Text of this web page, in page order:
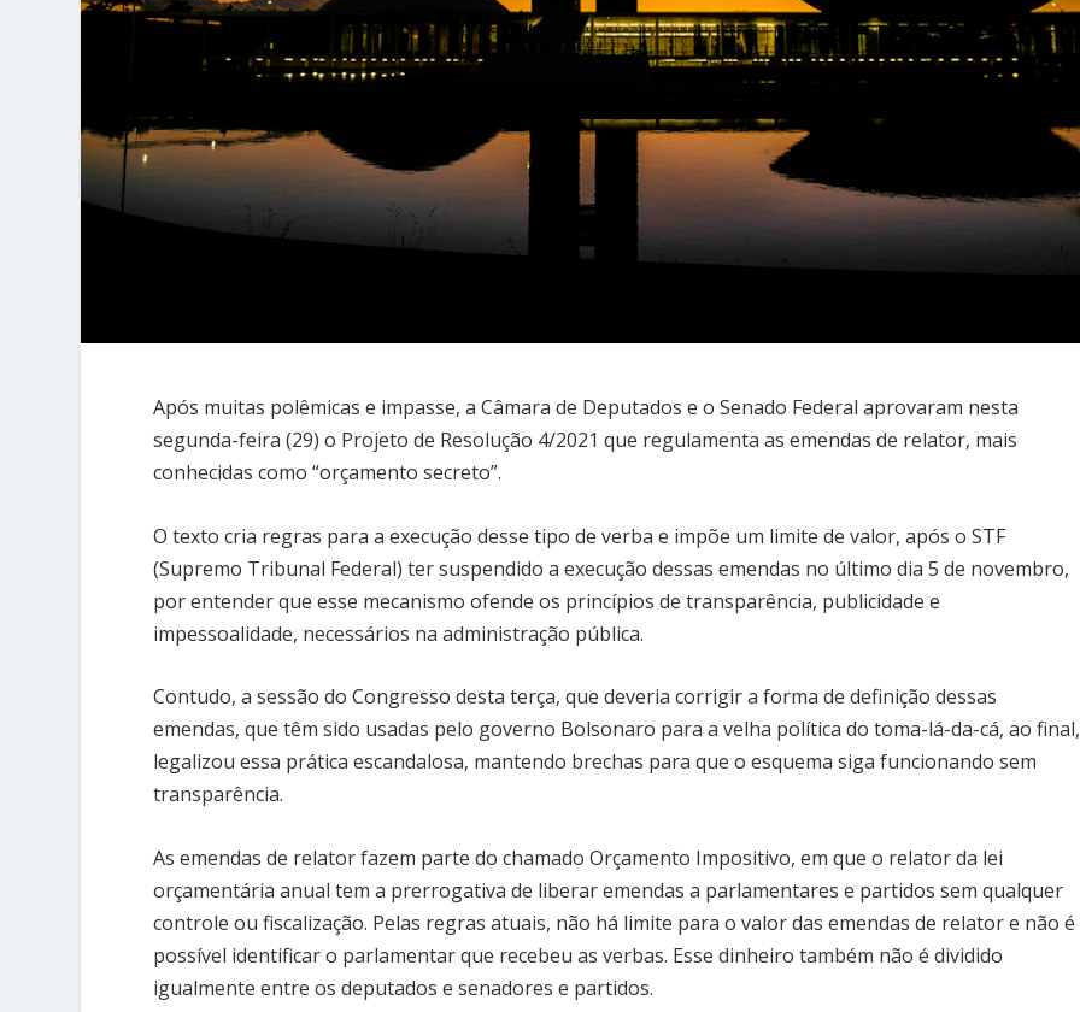
Após muitas polêmicas e impasse, a Câmara de Deputados e o Senado Federal aprovaram nesta
segunda-feira (29) o Projeto de Resolução 4/2021 que regulamenta as emendas de relator, mais
conhecidas como “orçamento secreto”.
O texto cria regras para a execução desse tipo de verba e impõe um limite de valor, após o STF
(Supremo Tribunal Federal) ter suspendido a execução dessas emendas no último dia 5 de novembro,
por entender que esse mecanismo ofende os princípios de transparência, publicidade e
impessoalidade, necessários na administração pública.
Contudo, a sessão do Congresso desta terça, que deveria corrigir a forma de definição dessas
emendas, que têm sido usadas pelo governo Bolsonaro para a velha política do toma-lá-da-cá, ao final,
legalizou essa prática escandalosa, mantendo brechas para que o esquema siga funcionando sem
transparência.
As emendas de relator fazem parte do chamado Orçamento Impositivo, em que o relator da lei
orçamentária anual tem a prerrogativa de liberar emendas a parlamentares e partidos sem qualquer
controle ou fiscalização. Pelas regras atuais, não há limite para o valor das emendas de relator e não é
possível identificar o parlamentar que recebeu as verbas. Esse dinheiro também não é dividido
igualmente entre os deputados e senadores e partidos.